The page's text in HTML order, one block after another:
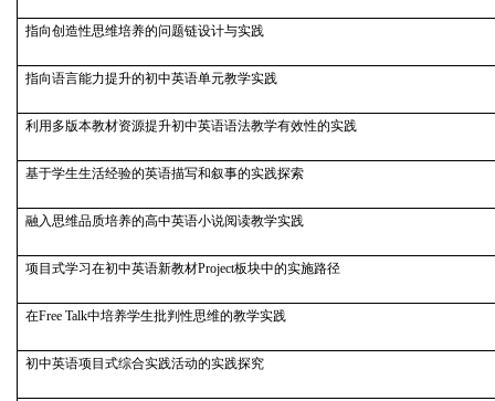
指向创造性思维培养的问题链设计与实践
指向语言能力提升的初中英语单元教学实践
利用多版本教材资源提升初中英语语法教学有效性的实践
基于学生生活经验的英语描写和叙事的实践探索
融入思维品质培养的高中英语小说阅读教学实践
项目式学习在初中英语新教材Project板块中的实施路径
在Free Talk中培养学生批判性思维的教学实践
初中英语项目式综合实践活动的实践探究